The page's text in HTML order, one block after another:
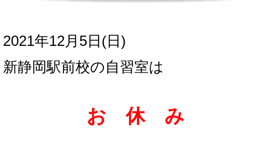
2021年12月5日(日)
新静岡駅前校の自習室は
お 休 み